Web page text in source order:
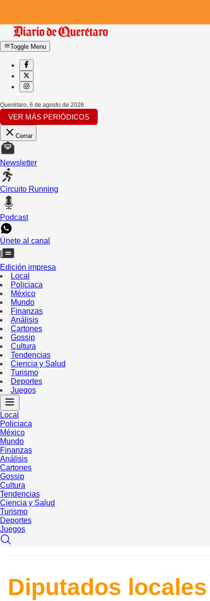
Toggle Menu
Querétaro, 6 de agosto de 2026
VER MÁS PERIÓDICOS
Cerrar
Newsletter
Circuito Running
Podcast
Únete al canal
Edición impresa
Local
Policiaca
México
Mundo
Finanzas
Análisis
Cartones
Gossip
Cultura
Tendencias
Ciencia y Salud
Turismo
Deportes
Juegos
Local
Policiaca
México
Mundo
Finanzas
Análisis
Cartones
Gossip
Cultura
Tendencias
Ciencia y Salud
Turismo
Deportes
Juegos
Diputados locales